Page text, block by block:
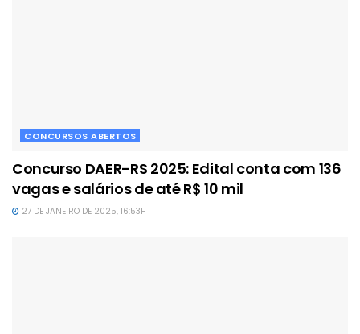
CONCURSOS ABERTOS
Concurso DAER-RS 2025: Edital conta com 136
vagas e salários de até R$ 10 mil
27 DE JANEIRO DE 2025, 16:53H